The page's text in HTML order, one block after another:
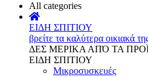
All categories
ΕΙΔΗ ΣΠΙΤΙΟΥ
βρείτε τα καλύτερα οικιακά
ΔΕΣ ΜΕΡΙΚΑ ΑΠΌ ΤΑ
ΕΙΔΗ ΣΠΙΤΙΟΥ
Μικροσυσκευές